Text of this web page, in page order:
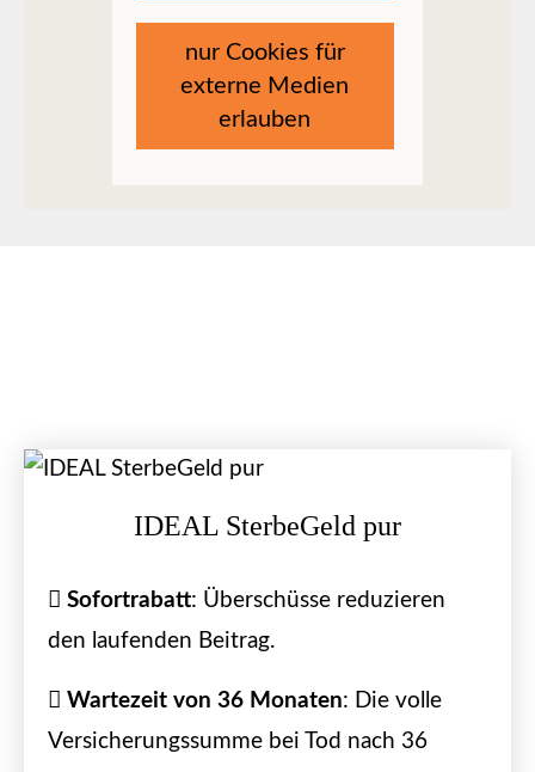
nur Cookies für
externe Medien
erlauben
IDEAL SterbeGeld pur
Sofortrabatt: Überschüsse reduzieren
den laufenden Beitrag.
Wartezeit von 36 Monaten: Die volle
Versicherungssumme bei Tod nach 36